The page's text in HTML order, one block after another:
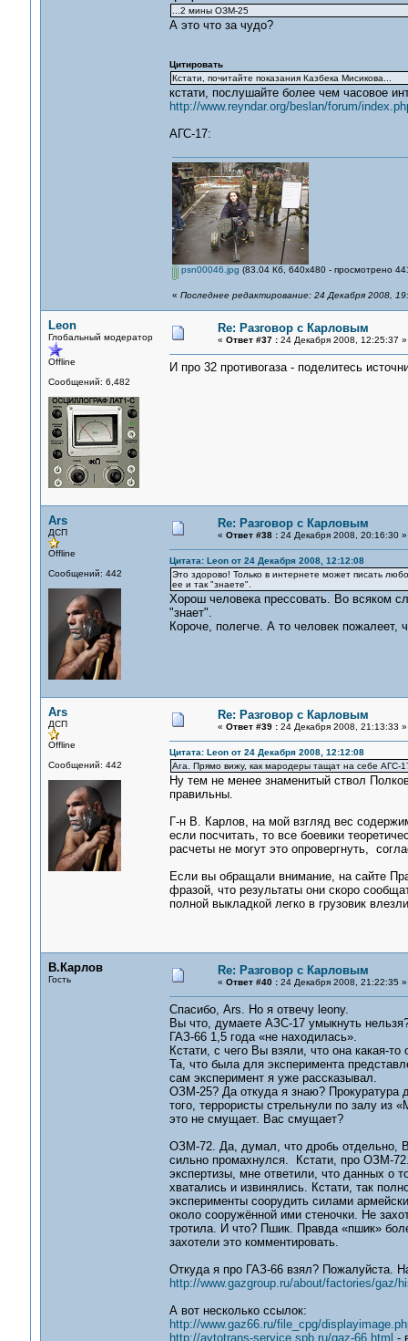
...2 мины ОЗМ-25
А это что за чудо?
Цитировать
Кстати, почитайте показания Казбека Мисикова...
кстати, послушайте более чем часовое
http://www.reyndar.org/beslan/forum/
АГС-17:
psn00046.jpg (83.04 Кб, 640x480 - просмотрено
« Последнее редактирование: 24 Декабря 2008,
Leon
Глобальный модератор
Offline
Сообщений: 6,482
Re: Разговор с Карловым
« Ответ #37 :24 Декабря 2008, 12:25:37 »
И про 32 противогаза - поделитесь
Ars
ДСП
Offline
Сообщений: 442
Re: Разговор с Карловым
« Ответ #38 :24 Декабря 2008, 20:16:30 »
Цитата: Leon от 24 Декабря 2008, 12:12:08
Это здорово! Только в интернете может писать
ее и так "знаете".
Хорош человека прессовать. Во всяком
"знает".
Короче, полегче. А то человек пожалеет,
Ars
ДСП
Offline
Сообщений: 442
Re: Разговор с Карловым
« Ответ #39 :24 Декабря 2008, 21:13:33 »
Цитата: Leon от 24 Декабря 2008, 12:12:08
Ага. Прямо вижу, как мародеры тащат на себе АГС-
Ну тем не менее знаменитый ствол
правильны.
Г-н В. Карлов, на мой взгляд вес
если посчитать, то все боевики
расчеты не могут это опровергнуть,
Если вы обращали внимание, на сайте
фразой, что результаты они скоро
полной выкладкой легко в грузовик
В.Карлов
Гость
Re: Разговор с Карловым
« Ответ #40 :24 Декабря 2008, 21:22:35 »
Спасибо, Ars. Но я отвечу leonу.
Вы что, думаете АЗС-17 умыкнуть
ГАЗ-66 1,5 года «не находилась».
Кстати, с чего Вы взяли, что она какая-
Та, что была для эксперимента
сам эксперимент я уже рассказывал.
ОЗМ-25? Да откуда я знаю? Прокуратура
того, террористы стрельнули по залу из
это не смущает. Вас смущает?
ОЗМ-72. Да, думал, что дробь отдельно,
сильно промахнулся. Кстати, про ОЗМ-
экспертизы, мне ответили, что данных о
хватались и извинялись. Кстати, так
эксперименты соорудить силами
около сооружённой ими стеночки. Не
тротила. И что? Пшик. Правда «пшик»
захотели это комментировать.
Откуда я про ГАЗ-66 взял? Пожалуйста.
http://www.gazgroup.ru/about/factories/gaz/
А вот несколько ссылок:
http://www.gaz66.ru/file_cpg/
http://avtotrans-service.spb.ru/gaz-66.html -